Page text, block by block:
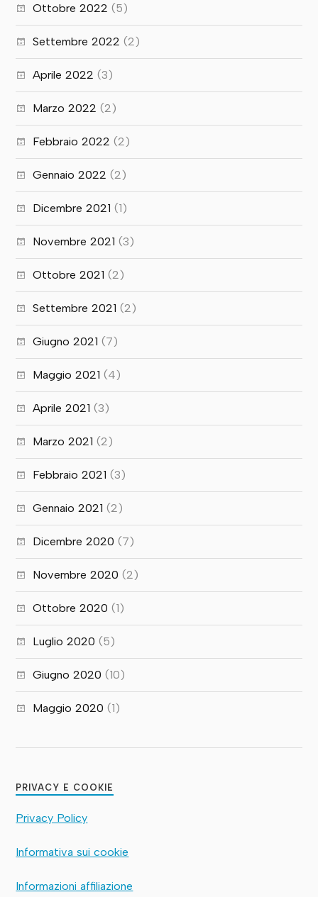
Ottobre 2022 (5)
Settembre 2022 (2)
Aprile 2022 (3)
Marzo 2022 (2)
Febbraio 2022 (2)
Gennaio 2022 (2)
Dicembre 2021 (1)
Novembre 2021 (3)
Ottobre 2021 (2)
Settembre 2021 (2)
Giugno 2021 (7)
Maggio 2021 (4)
Aprile 2021 (3)
Marzo 2021 (2)
Febbraio 2021 (3)
Gennaio 2021 (2)
Dicembre 2020 (7)
Novembre 2020 (2)
Ottobre 2020 (1)
Luglio 2020 (5)
Giugno 2020 (10)
Maggio 2020 (1)
PRIVACY E COOKIE
Privacy Policy
Informativa sui cookie
Informazioni affiliazione